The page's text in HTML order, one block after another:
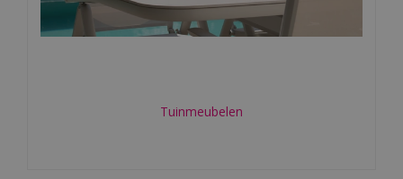
Tuinmeubelen